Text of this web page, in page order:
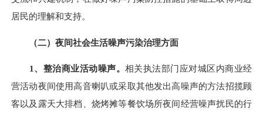
居民的理解和支持。
（二）夜间社会生活噪声污染治理方面
1、整治商业活动噪声。相关执法部门应对城区内商业经
营活动夜间使用高音喇叭或采取其他发出高噪声的方法招揽顾
客以及露天大排档、烧烤摊等餐饮场所夜间经营噪声扰民的行